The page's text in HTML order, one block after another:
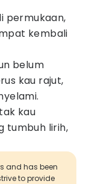
permukaan,
kembali
belum
kau rajut,
kau
tumbuh lirih,
and has been
to provide